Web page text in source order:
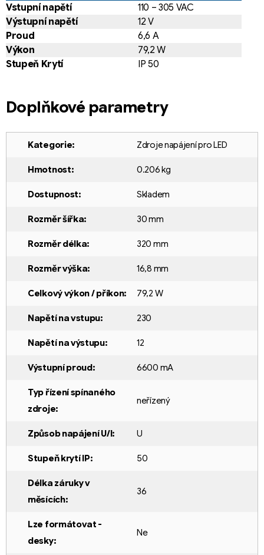
Vstupní napětí
110 – 305 VAC
Výstupní napětí
12 V
Proud
6,6 A
Výkon
79,2 W
Stupeň Krytí
IP 50
Doplňkové parametry
Kategorie: Zdroje napájení pro LED
Hmotnost: 0.206 kg
Dostupnost: Skladem
Rozměr šířka: 30 mm
Rozměr délka: 320 mm
Rozměr výška: 16,8 mm
Celkový výkon / příkon: 79,2 W
Napětí na vstupu: 230
Napětí na výstupu: 12
Výstupní proud: 6600 mA
Typ řízení spínaného
zdroje:
neřízený
Způsob napájení U/I: U
Stupeň krytí IP: 50
Délka záruky v
měsících:
36
Lze formátovat -
desky:
Ne